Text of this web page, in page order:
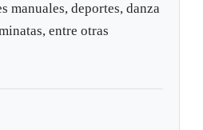
manuales, deportes, danza
entre otras